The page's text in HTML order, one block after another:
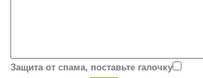
Защита от спама, поставьте галочку